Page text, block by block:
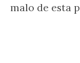
malo de esta